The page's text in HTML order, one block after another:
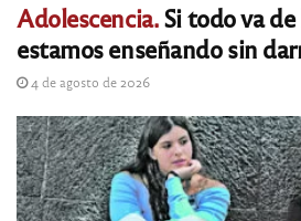
Adolescencia.Si todo va
estamos enseñando sin
4 de agosto de 2026